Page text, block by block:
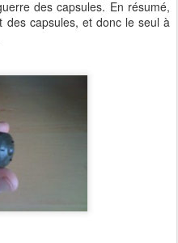
des capsules. En résumé,
des capsules, et donc le seul à